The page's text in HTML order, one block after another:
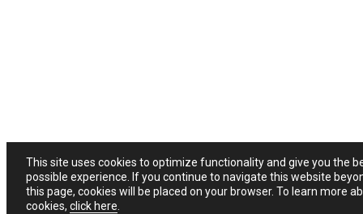
This site uses cookies to optimize functionality and give you the
possible experience. If you continue to navigate this website
this page, cookies will be placed on your browser. To learn more
cookies, click here